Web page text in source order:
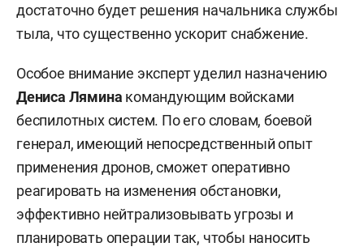
достаточно будет решения начальника службы
тыла, что существенно ускорит снабжение.
Особое внимание эксперт уделил назначению
Дениса Лямина командующим войсками
беспилотных систем. По его словам, боевой
генерал, имеющий непосредственный опыт
применения дронов, сможет оперативно
реагировать на изменения обстановки,
эффективно нейтрализовывать угрозы и
планировать операции так, чтобы наносить